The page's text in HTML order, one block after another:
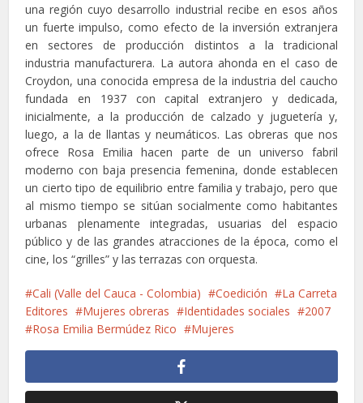
una región cuyo desarrollo industrial recibe en esos años
un fuerte impulso, como efecto de la inversión extranjera
en sectores de producción distintos a la tradicional
industria manufacturera. La autora ahonda en el caso de
Croydon, una conocida empresa de la industria del caucho
fundada en 1937 con capital extranjero y dedicada,
inicialmente, a la producción de calzado y juguetería y,
luego, a la de llantas y neumáticos. Las obreras que nos
ofrece Rosa Emilia hacen parte de un universo fabril
moderno con baja presencia femenina, donde establecen
un cierto tipo de equilibrio entre familia y trabajo, pero que
al mismo tiempo se sitúan socialmente como habitantes
urbanas plenamente integradas, usuarias del espacio
público y de las grandes atracciones de la época, como el
cine, los “grilles” y las terrazas con orquesta.
Cali (Valle del Cauca - Colombia) Coedición
La Carreta
Editores
Mujeres obreras Identidades sociales
2007
Rosa Emilia Bermúdez Rico
Mujeres